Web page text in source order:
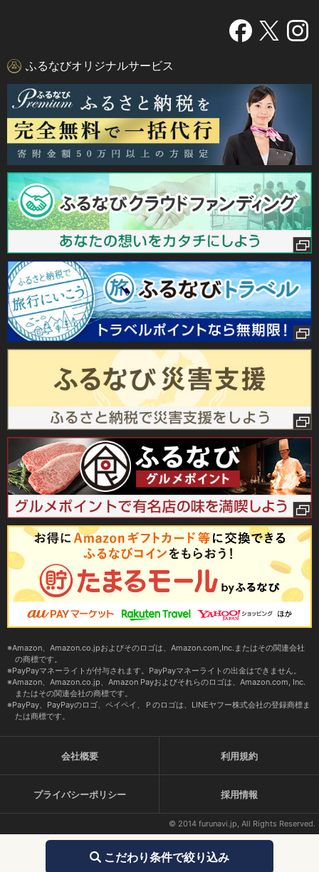
こだわり条件で絞り込み
ふるなびオリジナルサービス
Amazon、Amazon.co.jpおよびそのロゴは、Amazon.com,Inc.またはその関連会社
の商標です。
PayPayマネーライトが付与されます。PayPayマネーライトの出金はできません。
Amazon、Amazon.co.jp、Amazon Payおよびそれらのロゴは、Amazon.com, Inc.
またはその関連会社の商標です。
PayPay、PayPayのロゴ、ペイペイ、Ｐのロゴは、LINEヤフー株式会社の登録商標ま
たは商標です。
会社概要 利用規約
プライバシーポリシー 採用情報
© 2014 furunavi.jp, All Rights Reserved.